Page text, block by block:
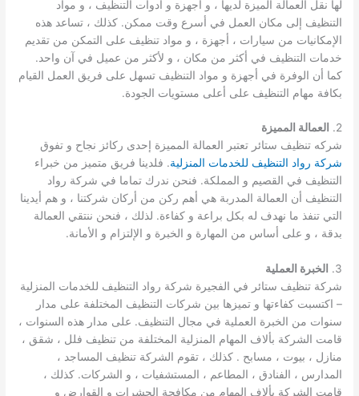
لها نقل العمالة الميزة لديها ، و أجهزة و أدوات التنظيف ، و مواد
التنظيف إلى مكان العمل في أسرع وقت ممكن. كذلك ، تساعد هذه
الإمكانيات من سيارات ، أجهزة ، و مواد تنظيف على التمكن من تقديم
خدمات التنظيف في أكثر من مكان ، و لأكثر من عميل في آن واحد.
كما أن الوفرة في أجهزة و مواد التنظيف تسهل على فريق العمل القيام
بكافة مهام التنظيف على أعلى مستويات الجودة.
2.
العمالة المميزة
شركه تنظيف ستائر تعتبر العمالة المميزة إحدى ركائز نجاح و تفوق
شركة رواد التنظيف للخدمات المنزلية. فلدينا فريق متميز من خبراء
التنظيف في القصيم و المملكة. فنحن ندرك تماما في شركة رواد
التنظيف أن العمالة المدربة هي أهم ركن من أركان شركتنا ، و هم أيدينا
التي تنفذ ما نهدف له بكل براعة و كفاءة. لذلك ، فنحن ننتقي العمالة
بدقة ، و على أساس من المهارة و الخبرة و الإلتزام و الأمانة.
3.
الخبرة العملية
شركة تنظيف ستائر في الفجيرة شركة رواد التنظيف للخدمات المنزلية
– اكتسبت كفاءتها و تميزها بين شركات التنظيف المختلفة على مدار
سنوات من الخبرة العملية في مجال التنظيف. على مدار هذه السنوات ،
قامت الشركة بألاف المهام المنزلية المختلفة من تنظيف فلل ، شقق ،
منازل ، بيوت ، مسابح . كذلك ، تقوم الشركة تنظيف المساجد ،
المدارس ، الفنادق ، المطاعم ، المستشفيات ، و الشركات. كذلك ،
قامت الشركة بألاف المهام من مكافحة الحشرات و القوارض و